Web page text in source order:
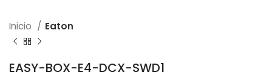
Inicio Eaton
EASY-BOX-E4-DCX-SWD1